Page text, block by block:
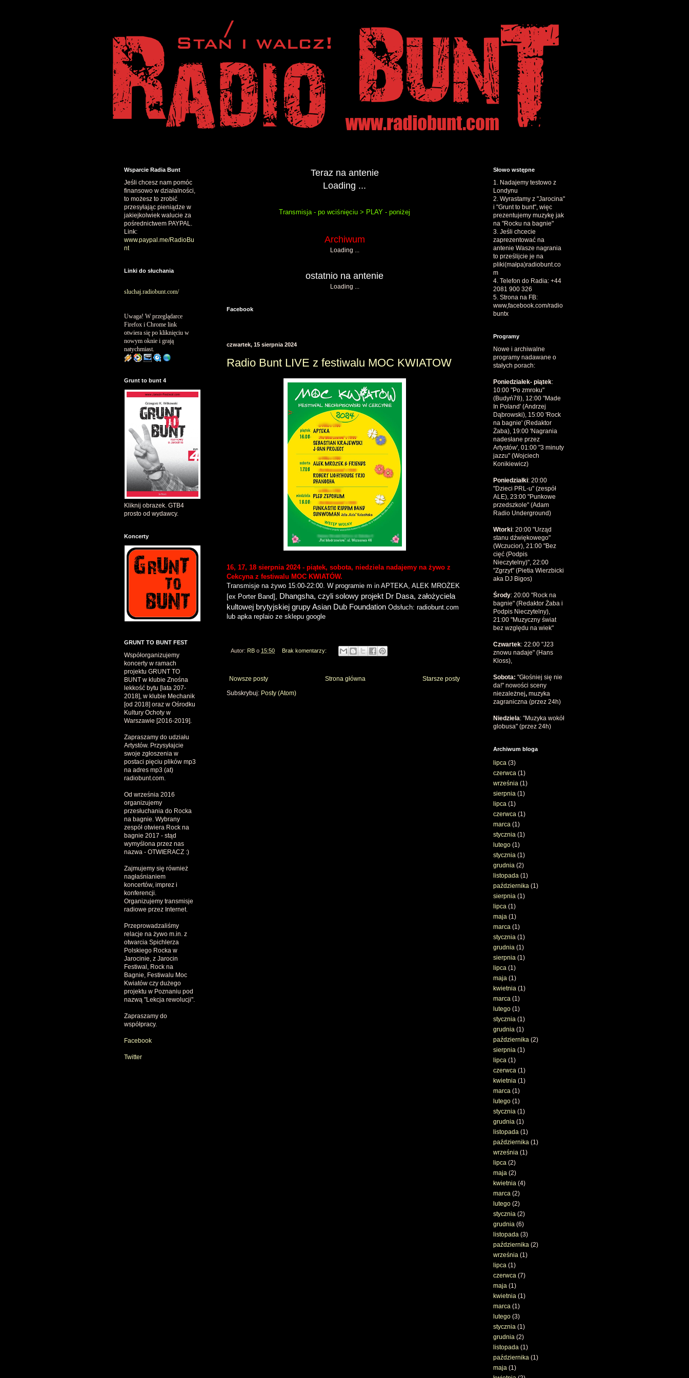
Teraz na antenie
Loading ...
Transmisja - po wciśnięciu > PLAY - poniżej
Archiwum
Loading ...
ostatnio na antenie
Loading ...
Facebook
czwartek, 15 sierpnia 2024
Radio Bunt LIVE z festiwalu MOC KWIATOW
16, 17, 18 sierpnia 2024 - piątek, sobota, niedziela nadajemy na żywo z
Cekcyna z festiwalu MOC KWIATÓW.
Transmisje na żywo 15:00-22:00. W programie m in APTEKA, ALEK MROŻEK
[ex Porter Band], Dhangsha, czyli solowy projekt Dr Dasa, założyciela
kultowej brytyjskiej grupy Asian Dub Foundation Odsłuch: radiobunt.com
lub apka replaio ze sklepu google
Autor: RB o 15:50 Brak komentarzy:
Nowsze posty Starsze posty
Strona główna
Subskrybuj: Posty (Atom)
Wsparcie Radia Bunt
Jeśli chcesz nam pomóc
finansowo w działalności,
to możesz to zrobić
przesyłając pieniądze w
jakiejkolwiek walucie za
pośrednictwem PAYPAL.
Link:
www.paypal.me/RadioBu
nt
Linki do słuchania
sluchaj.radiobunt.com/
Uwaga! W przeglądarce
Firefox i Chrome link
otwiera się po kliknięciu w
nowym oknie i grają
natychmiast.
Grunt to bunt 4
Kliknij obrazek. GTB4
prosto od wydawcy.
Koncerty
GRUNT TO BUNT FEST
Współorganizujemy
koncerty w ramach
projektu GRUNT TO
BUNT w klubie Znośna
lekkość bytu [lata 207-
2018], w klubie Mechanik
[od 2018] oraz w Ośrodku
Kultury Ochoty w
Warszawie [2016-2019].
Zapraszamy do udziału
Artystów. Przysyłajcie
swoje zgłoszenia w
postaci pięciu plików mp3
na adres mp3 (at)
radiobunt.com.
Od września 2016
organizujemy
przesłuchania do Rocka
na bagnie. Wybrany
zespół otwiera Rock na
bagnie 2017 - stąd
wymyślona przez nas
nazwa - OTWIERACZ :)
Zajmujemy się również
nagłaśnianiem
koncertów, imprez i
konferencji.
Organizujemy transmisje
radiowe przez Internet.
Przeprowadzaliśmy
relacje na żywo m.in. z
otwarcia Spichlerza
Polskiego Rocka w
Jarocinie, z Jarocin
Festiwal, Rock na
Bagnie, Festiwalu Moc
Kwiatów czy dużego
projektu w Poznaniu pod
nazwą "Lekcja rewolucji".
Zapraszamy do
współpracy.
Facebook
Twitter
Słowo wstępne
1. Nadajemy testowo z
Londynu
2. Wyrastamy z "Jarocina"
i "Grunt to bunt", więc
prezentujemy muzykę jak
na "Rocku na bagnie"
3. Jeśli chcecie
zaprezentować na
antenie Wasze nagrania
to prześlijcie je na
pliki(małpa)radiobunt.co
m
4. Telefon do Radia: +44
2081 900 326
5. Strona na FB:
www,facebook.com/radio
buntx
Programy
Nowe i archiwalne
programy nadawane o
stałych porach:
Poniedziałek- piątek:
10:00 "Po zmroku"
(Budyń78), 12:00 "Made
In Poland' (Andrzej
Dąbrowski), 15:00 'Rock
na bagnie' (Redaktor
Żaba), 19:00 'Nagrania
nadesłane przez
Artystów', 01:00 "3 minuty
jazzu" (Wojciech
Konikiewicz)
Poniedziałki: 20:00
"Dzieci PRL-u" (zespół
ALE), 23:00 "Punkowe
przedszkole" (Adam
Radio Underground)
Wtorki: 20:00 "Urząd
stanu dźwiękowego"
(Wczucior), 21:00 "Bez
cięć (Podpis
Nieczytelny)", 22:00
"Zgrzyt" (Pietia Wierzbicki
aka DJ Bigos)
Środy: 20:00 "Rock na
bagnie" (Redaktor Żaba i
Podpis Nieczytelny),
21:00 "Muzyczny świat
bez względu na wiek"
Czwartek: 22:00 "J23
znowu nadaje" (Hans
Kloss),
Sobota: "Głośniej się nie
da!" nowości sceny
niezależnej, muzyka
zagraniczna (przez 24h)
Niedziela: "Muzyka wokół
globusa" (przez 24h)
Archiwum bloga
lipca (3)
czerwca (1)
września (1)
sierpnia (1)
lipca (1)
czerwca (1)
marca (1)
stycznia (1)
lutego (1)
stycznia (1)
grudnia (2)
listopada (1)
października (1)
sierpnia (1)
lipca (1)
maja (1)
marca (1)
stycznia (1)
grudnia (1)
sierpnia (1)
lipca (1)
maja (1)
kwietnia (1)
marca (1)
lutego (1)
stycznia (1)
grudnia (1)
października (2)
sierpnia (1)
lipca (1)
czerwca (1)
kwietnia (1)
marca (1)
lutego (1)
stycznia (1)
grudnia (1)
listopada (1)
października (1)
września (1)
lipca (2)
maja (2)
kwietnia (4)
marca (2)
lutego (2)
stycznia (2)
grudnia (6)
listopada (3)
października (2)
września (1)
lipca (1)
czerwca (7)
maja (1)
kwietnia (1)
marca (1)
lutego (3)
stycznia (1)
grudnia (2)
listopada (1)
października (1)
maja (1)